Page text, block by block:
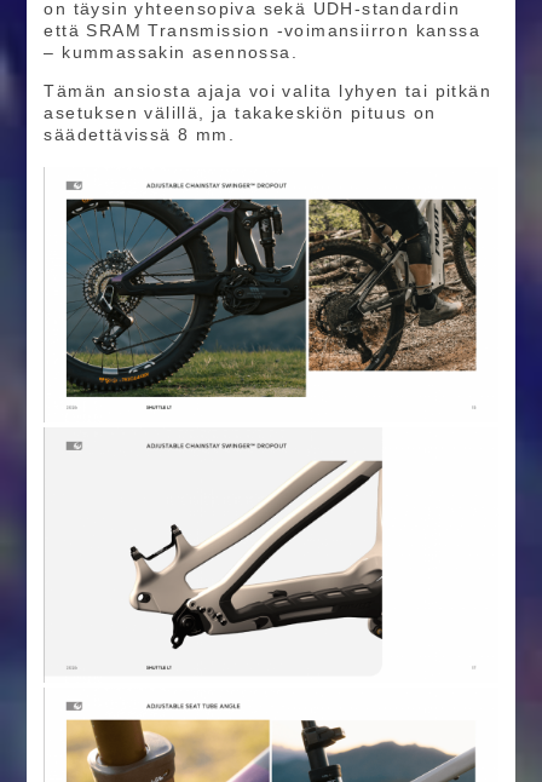
on täysin yhteensopiva sekä UDH-standardin
että SRAM Transmission -voimansiirron kanssa
– kummassakin asennossa.
Tämän ansiosta ajaja voi valita lyhyen tai pitkän
asetuksen välillä, ja takakeskiön pituus on
säädettävissä 8 mm.